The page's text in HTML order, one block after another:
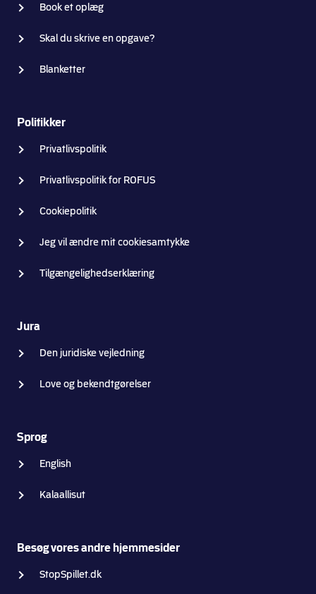
Book et oplæg
Skal du skrive en opgave?
Blanketter
Politikker
Privatlivspolitik
Privatlivspolitik for ROFUS
Cookiepolitik
Jeg vil ændre mit cookiesamtykke
Tilgængelighedserklæring
Jura
Den juridiske vejledning
Love og bekendtgørelser
Sprog
English
Kalaallisut
Besøg vores andre hjemmesider
StopSpillet.dk